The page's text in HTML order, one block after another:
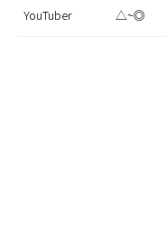
YouTuber △~◎